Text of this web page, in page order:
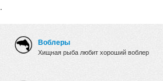
.
Воблеры
Хищная рыба любит хороший воблер